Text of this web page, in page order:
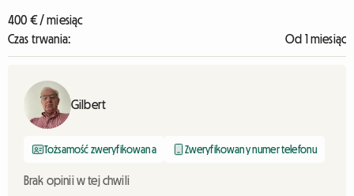
400 € / miesiąc
Czas trwania:
Od 1 miesiąc
Gilbert
Tożsamość zweryfikowana Zweryfikowany numer telefonu
Brak opinii w tej chwili